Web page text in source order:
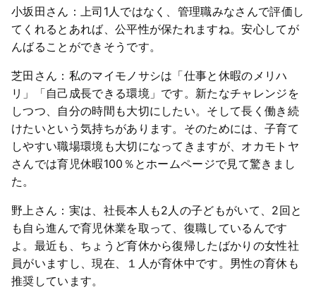
小坂田さん：上司1人ではなく、管理職みなさんで評価し
てくれるとあれば、公平性が保たれますね。安心してが
んばることができそうです。
芝田さん：私のマイモノサシは「仕事と休暇のメリハ
リ」「自己成長できる環境」です。新たなチャレンジを
しつつ、自分の時間も大切にしたい。そして長く働き続
けたいという気持ちがあります。そのためには、子育て
しやすい職場環境も大切になってきますが、オカモトヤ
さんでは育児休暇100％とホームページで見て驚きまし
た。
野上さん：実は、社長本人も2人の子どもがいて、2回と
も自ら進んで育児休業を取って、復職しているんです
よ。最近も、ちょうど育休から復帰したばかりの女性社
員がいますし、現在、１人が育休中です。男性の育休も
推奨しています。